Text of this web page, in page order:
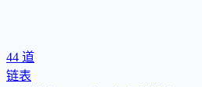
44 道
链表